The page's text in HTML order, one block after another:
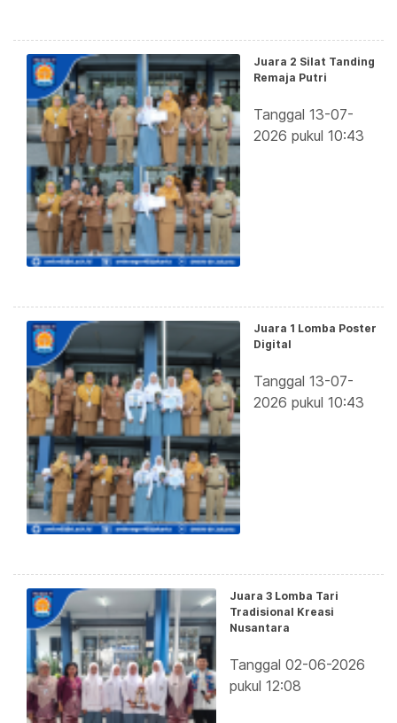
Juara 2 Silat Tanding
Remaja Putri
Tanggal 13-07-
2026 pukul 10:43
Juara 1 Lomba Poster
Digital
Tanggal 13-07-
2026 pukul 10:43
Juara 3 Lomba Tari
Tradisional Kreasi
Nusantara
Tanggal 02-06-2026
pukul 12:08